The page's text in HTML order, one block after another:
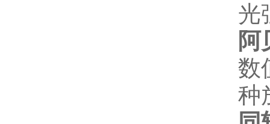
光
阿
数
种